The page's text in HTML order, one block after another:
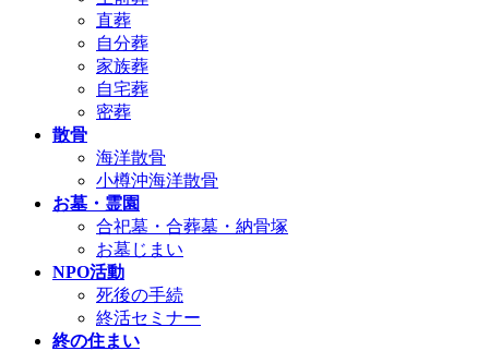
直葬
自分葬
家族葬
自宅葬
密葬
散骨
海洋散骨
小樽沖海洋散骨
お墓・霊園
合祀墓・合葬墓・納骨塚
お墓じまい
NPO活動
死後の手続
終活セミナー
終の住まい